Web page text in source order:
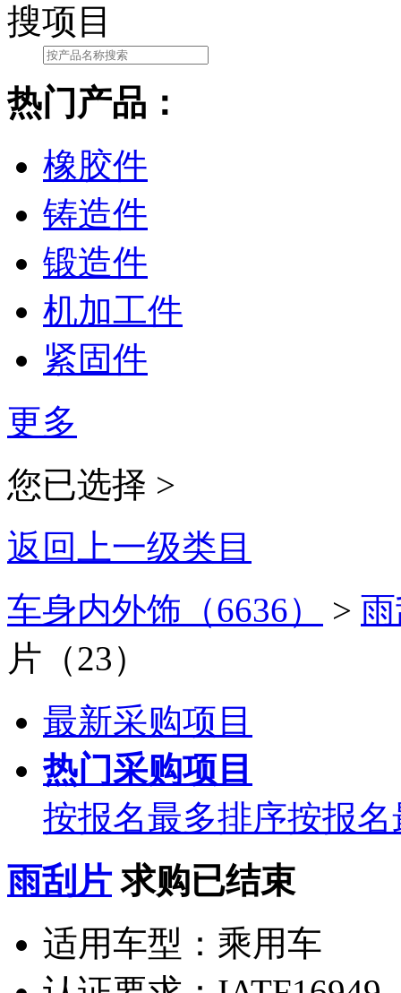
搜项目
热门产品：
橡胶件
铸造件
锻造件
机加工件
紧固件
更多
您已选择 >
返回上一级类目
车身内外饰（6636）
>
片（23）
最新采购项目
热门采购项目
按报名最多排序按报
雨刮片 求购已结束
适用车型： 乘用车